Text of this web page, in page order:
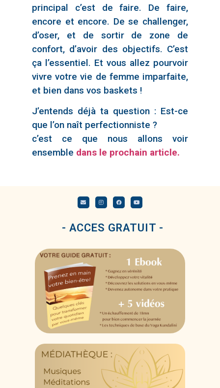
principal c’est de faire. De faire,
encore et encore. De se challenger,
d’oser, et de sortir de zone de
confort, d’avoir des objectifs. C’est
ça l’essentiel. Et vous allez pourvoir
vivre votre vie de femme imparfaite,
et bien dans vos baskets !
J’entends déjà ta question : Est-ce
que l’on naît perfectionniste ?
c’est ce que nous allons voir
ensemble dans le prochain article.
- ACCES GRATUIT -